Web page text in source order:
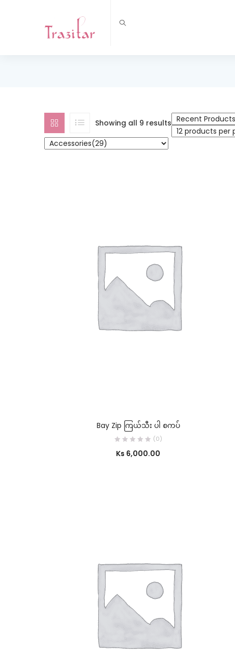
Showing all 9 results
Bay Zip ကြယ်သီး ပါ စကပ်
(0)
Ks 6,000.00
SELECT OPTIONS